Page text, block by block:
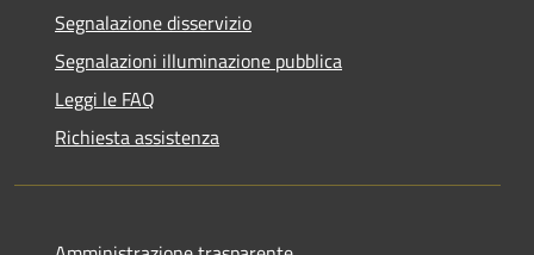
Segnalazione disservizio
Segnalazioni illuminazione pubblica
Leggi le FAQ
Richiesta assistenza